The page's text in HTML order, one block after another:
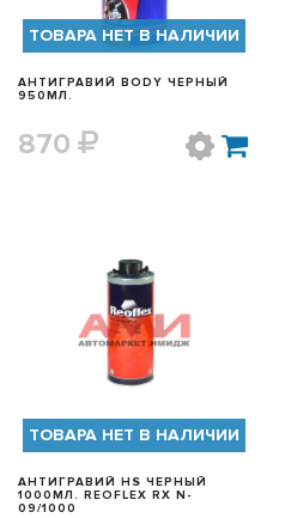
ТОВАРА НЕТ В НАЛИЧИИ
АНТИГРАВИЙ BODY ЧЕРНЫЙ
950МЛ.
870
БЫСТРЫЙ ПРОСМОТР
ТОВАРА НЕТ В НАЛИЧИИ
АНТИГРАВИЙ HS ЧЕРНЫЙ
1000МЛ. REOFLEX RX N-
09/1000